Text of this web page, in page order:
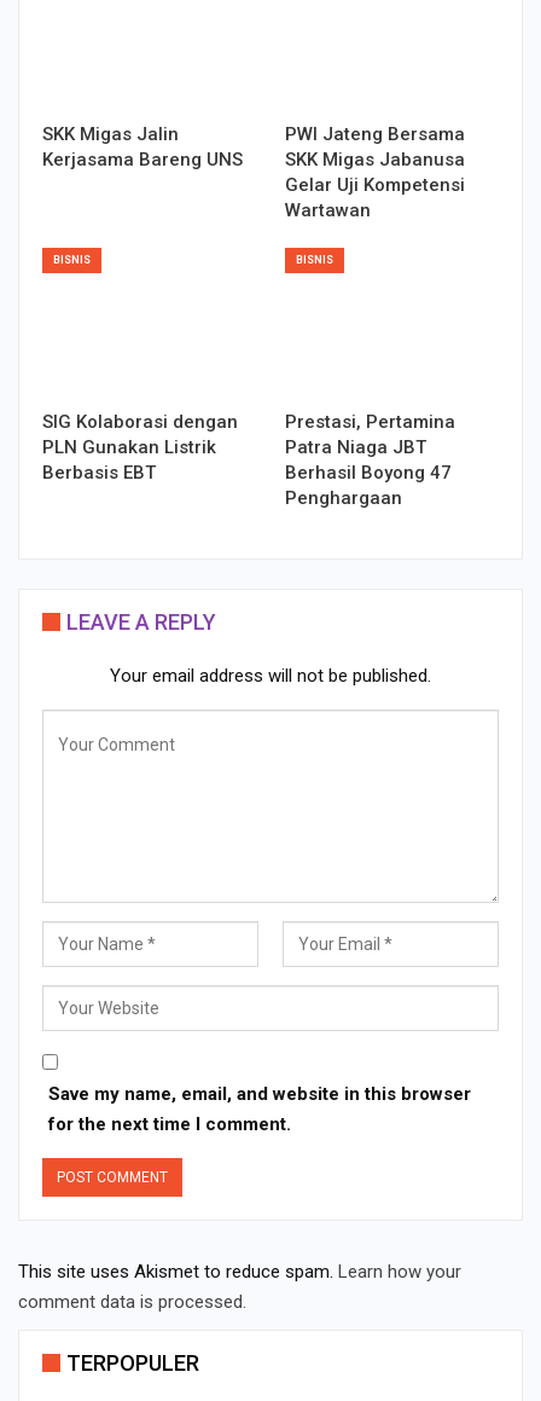
SKK Migas Jalin
Kerjasama Bareng UNS
PWI Jateng Bersama
SKK Migas Jabanusa
Gelar Uji Kompetensi
Wartawan
BISNIS
SIG Kolaborasi dengan
PLN Gunakan Listrik
Berbasis EBT
BISNIS
Prestasi, Pertamina
Patra Niaga JBT
Berhasil Boyong 47
Penghargaan
LEAVE A REPLY
Your email address will not be published.
Save my name, email, and website in this browser
for the next time I comment.
This site uses Akismet to reduce spam. Learn how your
comment data is processed.
TERPOPULER